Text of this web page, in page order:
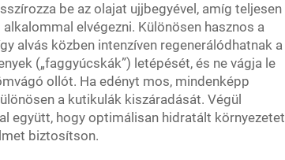
be az olajat ujjbegyével, amíg teljesen
elvégezni. Különösen hasznos a
alvás közben intenzíven regenerálódhatnak a
(„faggyúcskák”) letépését, és ne vágja le
ollót. Ha edényt mos, mindenképp
a kutikulák kiszáradását. Végül
együtt, hogy optimálisan hidratált környezetet
biztosítson.